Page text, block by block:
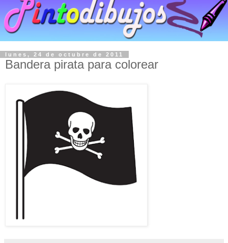
lunes, 24 de octubre de 2011
Bandera pirata para colorear